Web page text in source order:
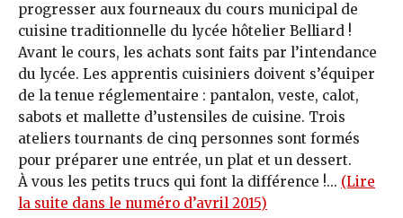
progresser aux fourneaux du cours municipal de
cuisine traditionnelle du lycée hôtelier Belliard !
Avant le cours, les achats sont faits par l’intendance
du lycée. Les apprentis cuisiniers doivent s’équiper
de la tenue réglementaire : pantalon, veste, calot,
sabots et mallette d’ustensiles de cuisine. Trois
ateliers tournants de cinq personnes sont formés
pour préparer une entrée, un plat et un dessert.
À vous les petits trucs qui font la différence !... (Lire
la suite dans le numéro d’avril 2015)